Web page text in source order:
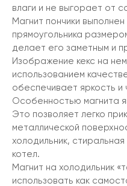
влаги и не выгорает от
Магнит пончики
прямоугольника
делает его заметным и
Изображение кекс на
использованием
обеспечивает яркость и
Особенностью магнита
Это позволяет легко
металлической
холодильник,
котел.
Магнит на холодильник
использовать как